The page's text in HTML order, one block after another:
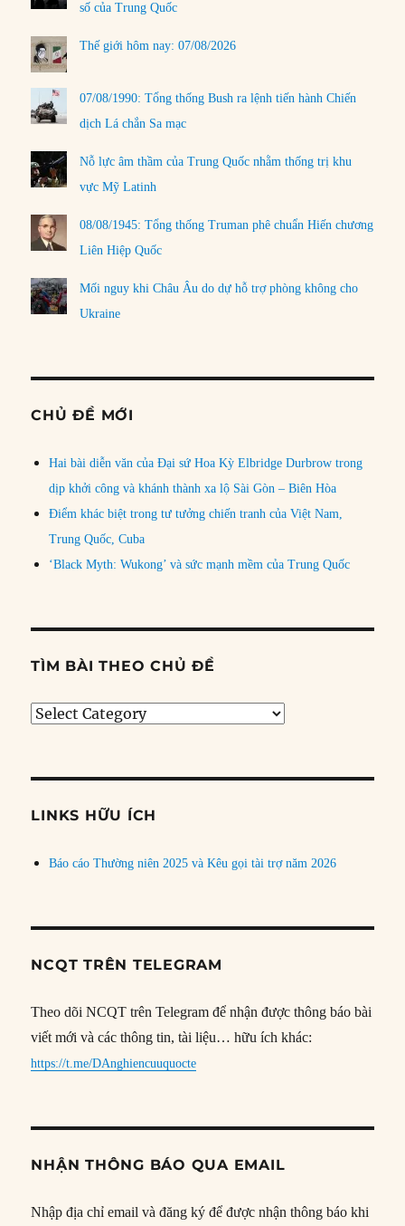
số của Trung Quốc
Thế giới hôm nay: 07/08/2026
07/08/1990: Tổng thống Bush ra lệnh tiến hành Chiến
dịch Lá chắn Sa mạc
Nỗ lực âm thầm của Trung Quốc nhằm thống trị khu
vực Mỹ Latinh
08/08/1945: Tổng thống Truman phê chuẩn Hiến chương
Liên Hiệp Quốc
Mối nguy khi Châu Âu do dự hỗ trợ phòng không cho
Ukraine
CHỦ ĐỀ MỚI
Hai bài diễn văn của Đại sứ Hoa Kỳ Elbridge Durbrow trong
dịp khởi công và khánh thành xa lộ Sài Gòn – Biên Hòa
Điểm khác biệt trong tư tưởng chiến tranh của Việt Nam,
Trung Quốc, Cuba
‘Black Myth: Wukong’ và sức mạnh mềm của Trung Quốc
TÌM BÀI THEO CHỦ ĐỀ
Tìm
đề
LINKS HỮU ÍCH
Báo cáo Thường niên 2025 và Kêu gọi tài trợ năm 2026
NCQT TRÊN TELEGRAM
Theo dõi NCQT trên Telegram để nhận được thông báo bài
viết mới và các thông tin, tài liệu… hữu ích khác:
https://t.me/DAnghiencuuquocte
NHẬN THÔNG BÁO QUA EMAIL
Nhập địa chỉ email và đăng ký để được nhận thông báo khi